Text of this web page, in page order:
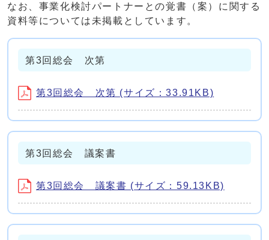
なお、事業化検討パートナーとの覚書（案）に関する
資料等については未掲載としています。
第3回総会 次第
第3回総会 次第 (サイズ：33.91KB)
第3回総会 議案書
第3回総会 議案書 (サイズ：59.13KB)